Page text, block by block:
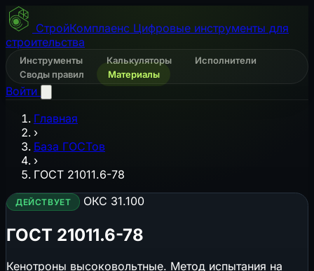
СтройКомплаенс Цифровые инструменты для
строительства
Инструменты Калькуляторы
Исполнители
Своды правил
Материалы
Войти
Главная
›
База ГОСТов
›
ГОСТ 21011.6-78
ДЕЙСТВУЕТ ОКС 31.100
ГОСТ 21011.6-78
Кенотроны высоковольтные. Метод испытания на